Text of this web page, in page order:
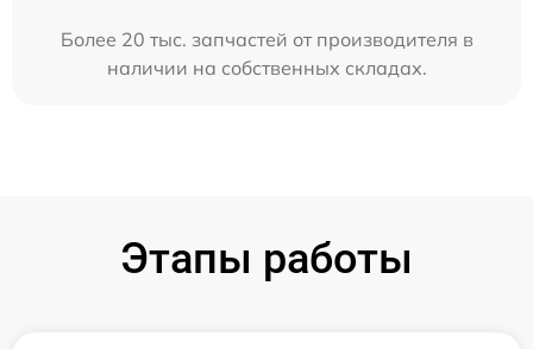
Более 20 тыс. запчастей от производителя в
наличии на собственных складах.
Этапы работы